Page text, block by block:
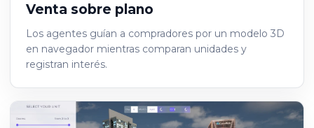
Venta sobre plano
Los agentes guían a compradores por un modelo 3D
en navegador mientras comparan unidades y
registran interés.